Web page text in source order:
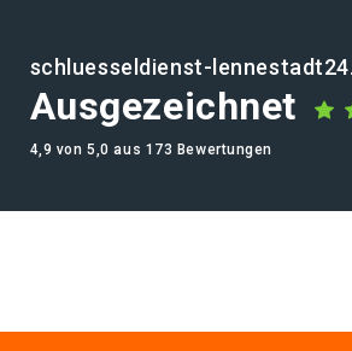
schluesseldienst-
Ausgezeichnet
4,9 von 5,0 aus 173 Bewertungen